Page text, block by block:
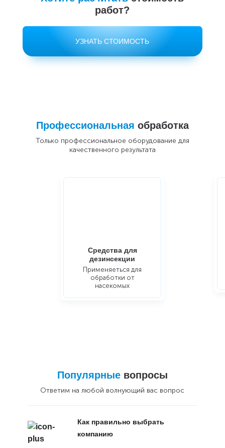
работ?
УЗНАТЬ СТОИМОСТЬ
Профессиональная обработка
Только профессиональное оборудование для
качественного результата
Средства для
дезинсекции
Применяеться для
обработки от
насекомых
Популярныевопросы
Ответим на любой волнующий вас вопрос
Как правильно выбрать
компанию